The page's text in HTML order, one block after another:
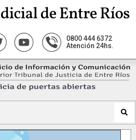
0800 444 6372
Atención 24hs.